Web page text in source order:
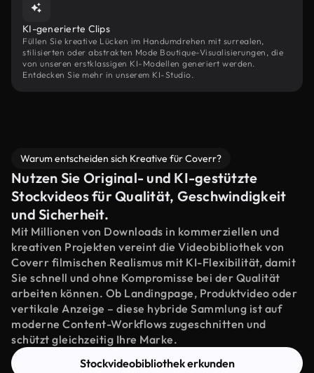
KI-generierte Clips
Füllen Sie kreative Lücken im Handumdrehen mit surrealen,
stilisierten oder abstrakten Mode Boutique-Visualisierungen, die
von unseren erstklassigen KI-Modellen generiert werden.
Entdecken Sie mehr in unserem KI-Studio.
Warum entscheiden sich Kreative für Coverr?
Nutzen Sie Original- und KI-gestützte
Stockvideos für Qualität, Geschwindigkeit
und Sicherheit.
Mit Millionen von Downloads in kommerziellen und
kreativen Projekten vereint die Videobibliothek von
Coverr filmischen Realismus mit KI-Flexibilität, damit
Sie schnell und ohne Kompromisse bei der Qualität
arbeiten können. Ob Landingpage, Produktvideo oder
vertikale Anzeige – diese hybride Sammlung ist auf
moderne Content-Workflows zugeschnitten und
schützt gleichzeitig Ihre Marke.
Stockvideobibliothek erkunden